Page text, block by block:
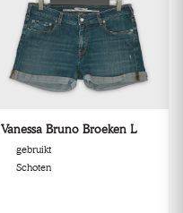
Vanessa Bruno Broeken L
gebruikt
Schoten